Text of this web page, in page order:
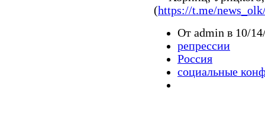
(https://t.me/
От admin в 10/
репрессии
Россия
социальные